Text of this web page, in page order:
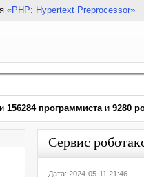
«PHP: Hypertext Preprocessor»
156284 программистаи 9280
Сервис
Дата: 2024-05-11 21:46